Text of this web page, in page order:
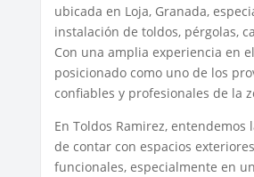
ubicada en Loja, Granada,
instalación de toldos, pérgolas,
Con una amplia experiencia en
posicionado como uno de los
confiables y profesionales de la
En Toldos Ramirez, entendemos
de contar con espacios
funcionales, especialmente en